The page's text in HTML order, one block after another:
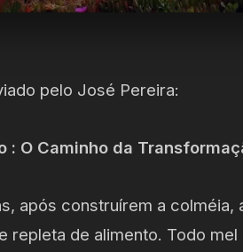
pelo José Pereira:
: O Caminho da
após construírem a colméia,
repleta de alimento. Todo